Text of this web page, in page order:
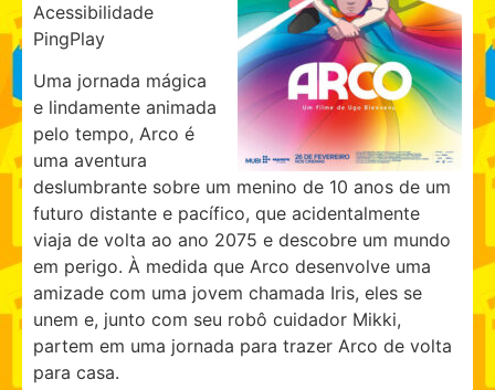
Acessibilidade
PingPlay
Uma jornada mágica
e lindamente animada
pelo tempo, Arco é
uma aventura
deslumbrante sobre um menino de 10 anos de um
futuro distante e pacífico, que acidentalmente
viaja de volta ao ano 2075 e descobre um mundo
em perigo. À medida que Arco desenvolve uma
amizade com uma jovem chamada Iris, eles se
unem e, junto com seu robô cuidador Mikki,
partem em uma jornada para trazer Arco de volta
para casa.